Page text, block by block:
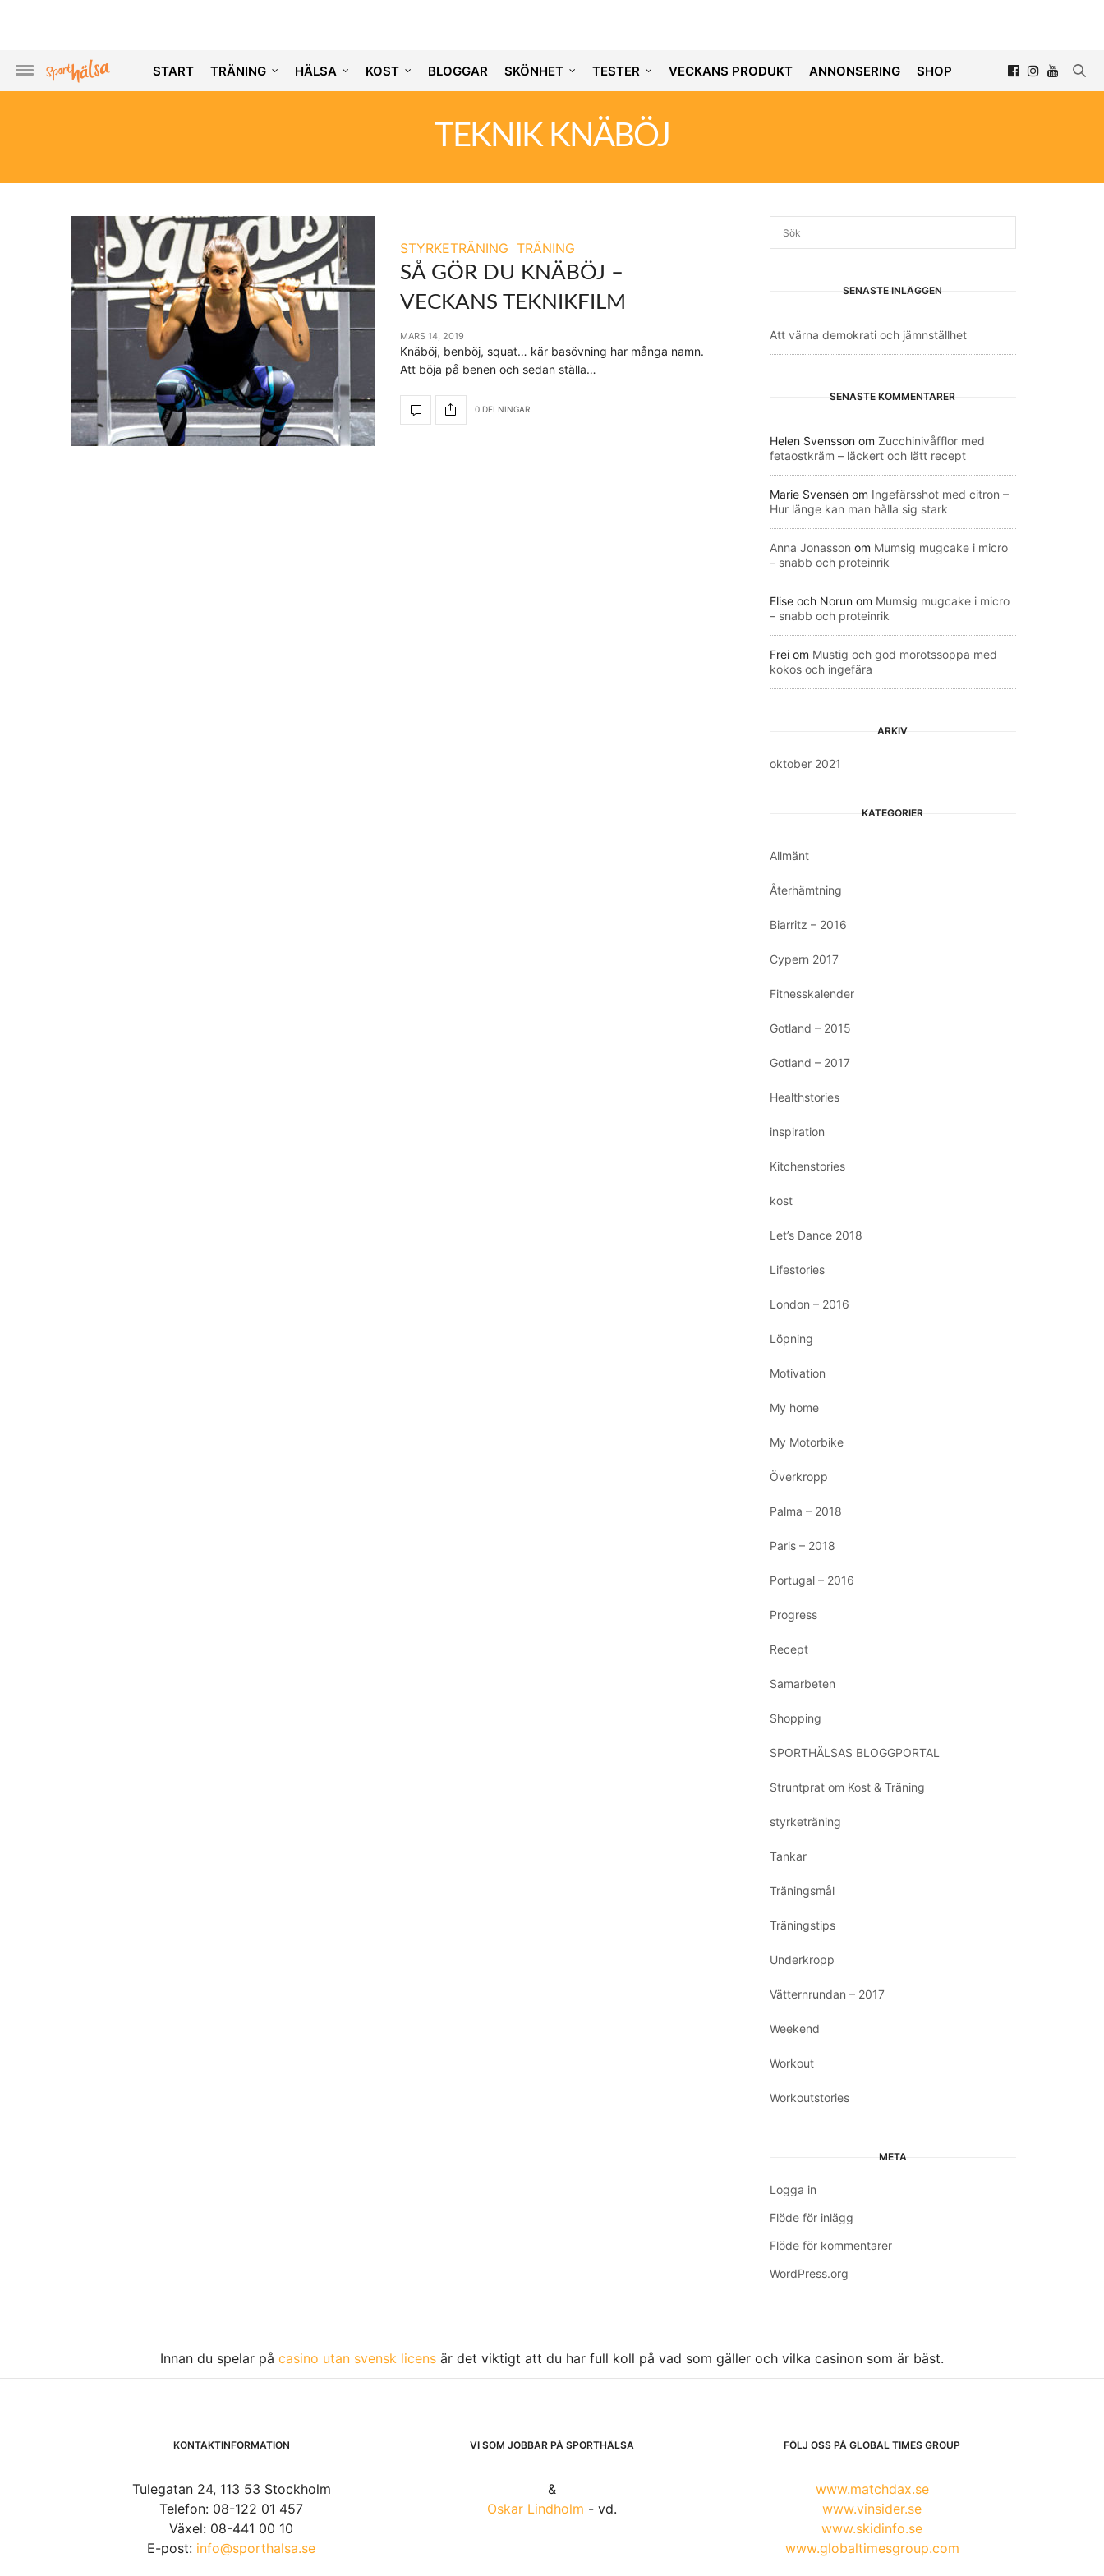
START TRÄNING HÄLSA KOST BLOGGAR SKÖNHET TESTER VECKANS PRODUKT ANNONSERING SHOP
TEKNIK KNÄBÖJ
STYRKETRÄNING TRÄNING
SÅ GÖR DU KNÄBÖJ –
VECKANS TEKNIKFILM
MARS 14, 2019
Knäböj, benböj, squat… kär basövning har många namn.
Att böja på benen och sedan ställa…
0 DELNINGAR
SENASTE INLÄGGEN
Att värna demokrati och jämnställhet
SENASTE KOMMENTARER
Helen Svensson om Zucchinivåfflor med
fetaostkräm – läckert och lätt recept
Marie Svensén om Ingefärsshot med citron –
Hur länge kan man hålla sig stark
Anna Jonasson om Mumsig mugcake i micro
– snabb och proteinrik
Elise och Norun om Mumsig mugcake i micro
– snabb och proteinrik
Frei om Mustig och god morotssoppa med
kokos och ingefära
ARKIV
oktober 2021
KATEGORIER
Allmänt
Återhämtning
Biarritz – 2016
Cypern 2017
Fitnesskalender
Gotland – 2015
Gotland – 2017
Healthstories
inspiration
Kitchenstories
kost
Let’s Dance 2018
Lifestories
London – 2016
Löpning
Motivation
My home
My Motorbike
Överkropp
Palma – 2018
Paris – 2018
Portugal – 2016
Progress
Recept
Samarbeten
Shopping
SPORTHÄLSAS BLOGGPORTAL
Struntprat om Kost & Träning
styrketräning
Tankar
Träningsmål
Träningstips
Underkropp
Vätternrundan – 2017
Weekend
Workout
Workoutstories
META
Logga in
Flöde för inlägg
Flöde för kommentarer
WordPress.org
Innan du spelar på casino utan svensk licens är det viktigt att du har full koll på vad som gäller och vilka casinon som är bäst.
KONTAKTINFORMATION
Tulegatan 24, 113 53 Stockholm
Telefon: 08-122 01 457
Växel: 08-441 00 10
E-post: info@sporthalsa.se
VI SOM JOBBAR PÅ SPORTHÄLSA
&
Oskar Lindholm - vd.
FÖLJ OSS PÅ GLOBAL TIMES GROUP
www.matchdax.se
www.vinsider.se
www.skidinfo.se
www.globaltimesgroup.com